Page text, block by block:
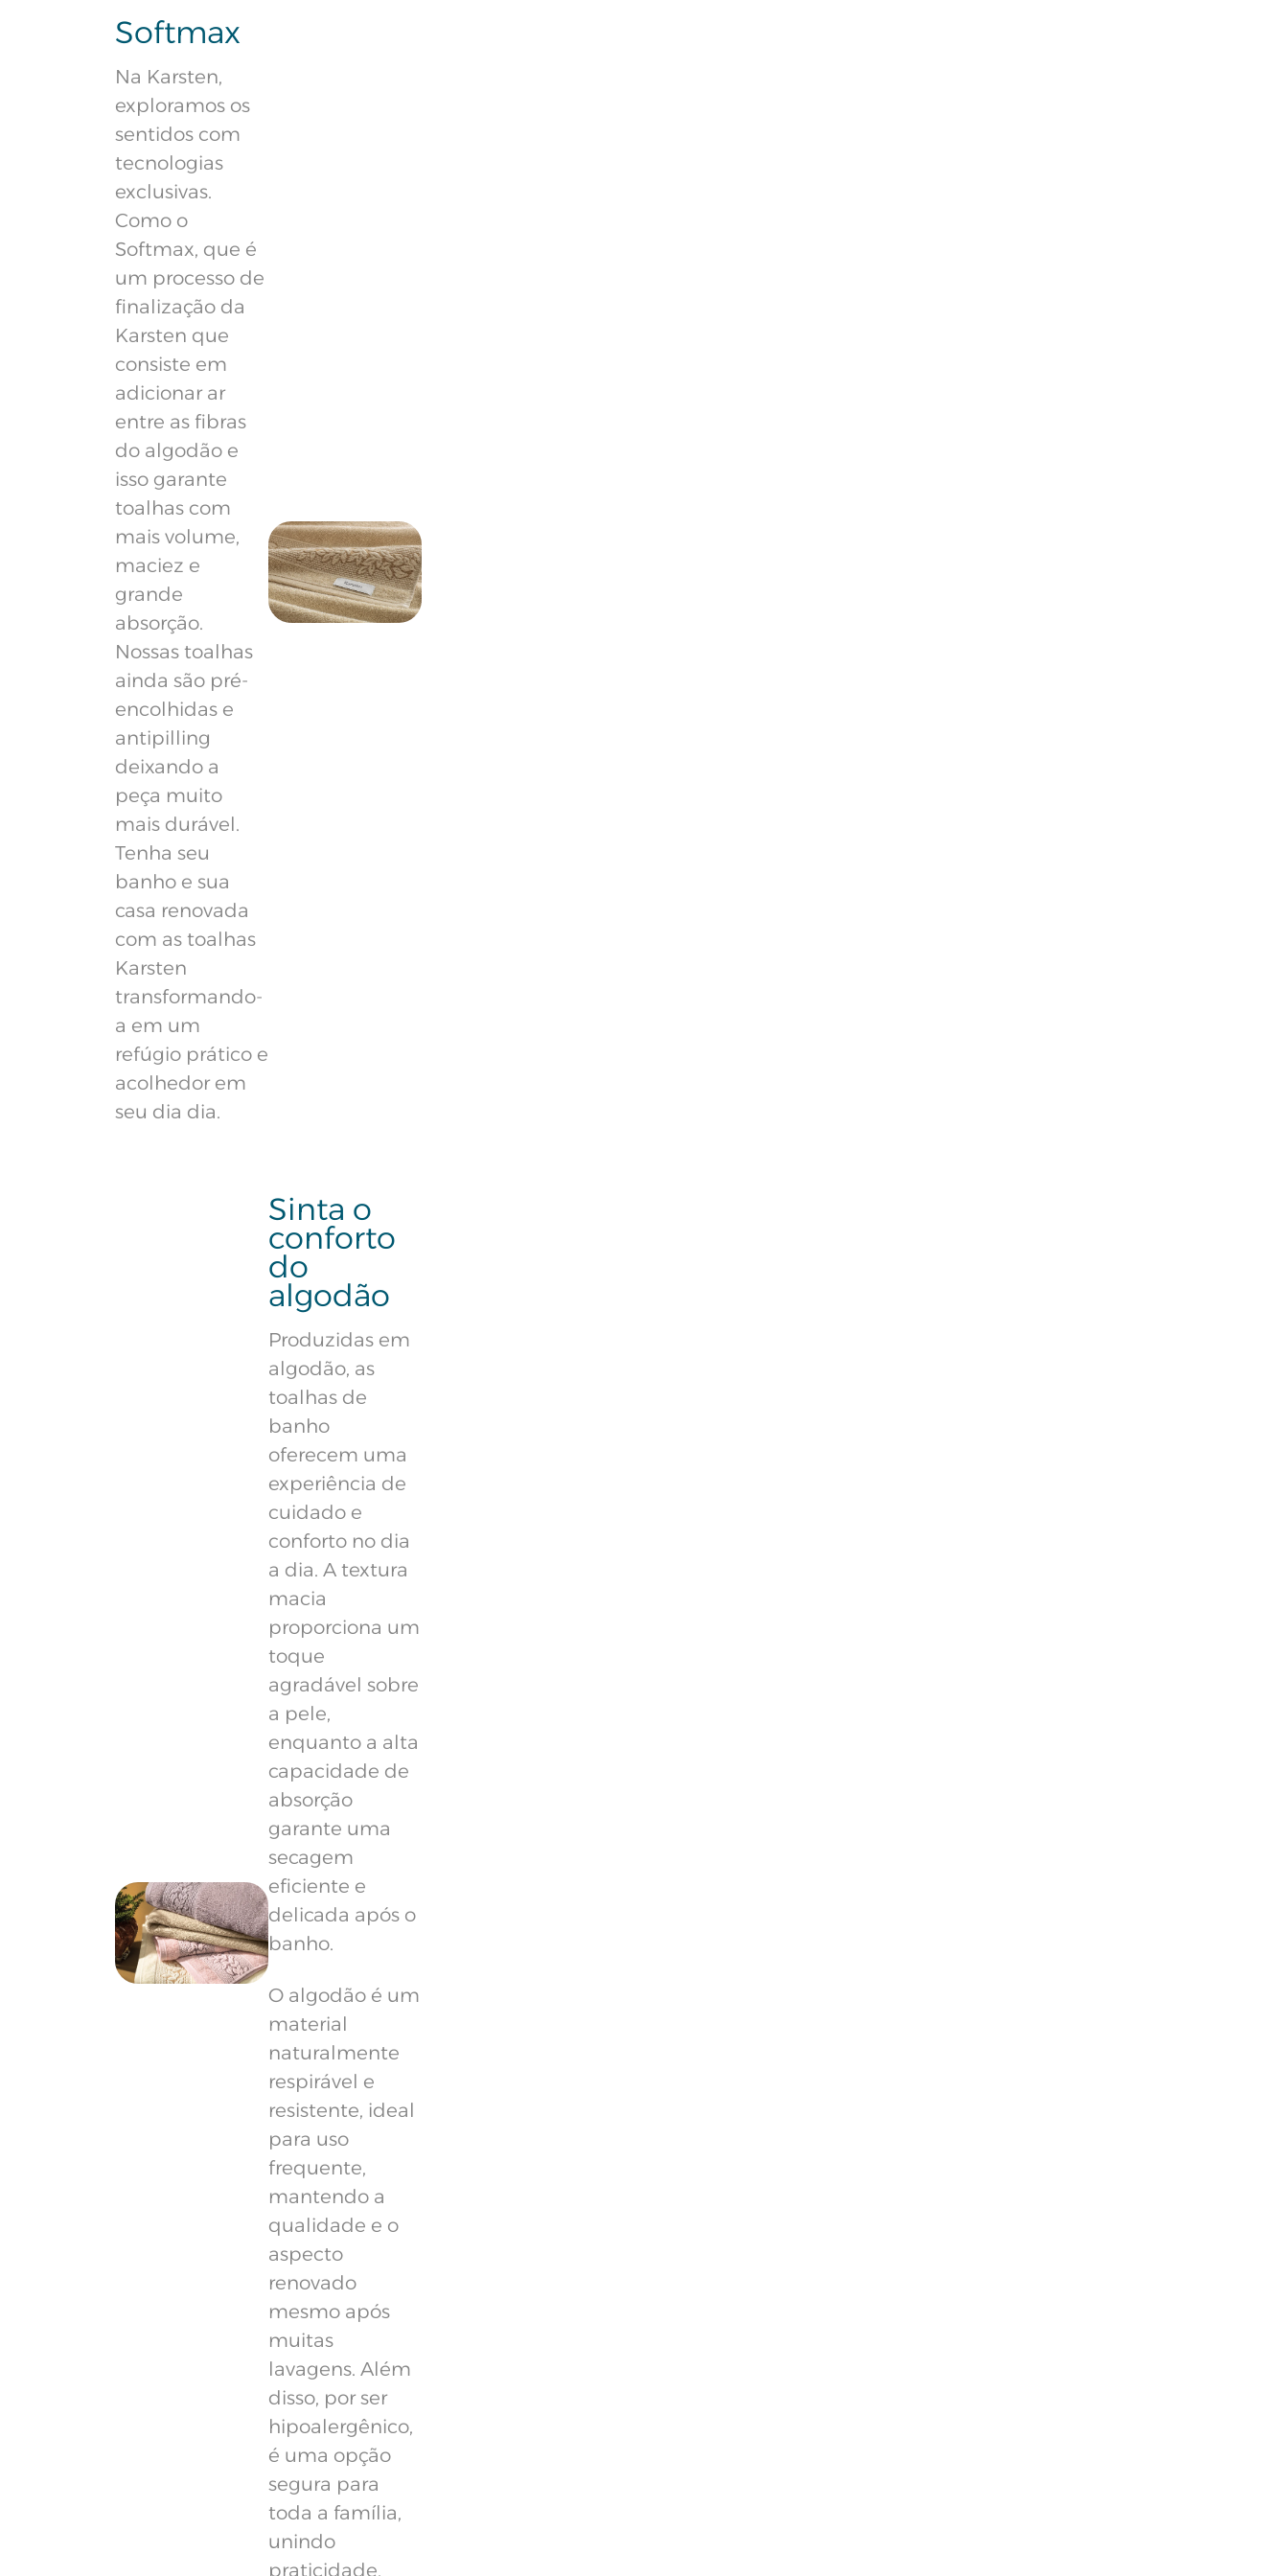
Softmax
Na Karsten,
exploramos os
sentidos com
tecnologias
exclusivas.
Como o
Softmax, que é
um processo de
finalização da
Karsten que
consiste em
adicionar ar
entre as fibras
do algodão e
isso garante
toalhas com
mais volume,
maciez e
grande
absorção.
Nossas toalhas
ainda são pré-
encolhidas e
antipilling
deixando a
peça muito
mais durável.
Tenha seu
banho e sua
casa renovada
com as toalhas
Karsten
transformando-
a em um
refúgio prático e
acolhedor em
seu dia dia.
Sinta o
conforto
do
algodão
Produzidas em
algodão, as
toalhas de
banho
oferecem uma
experiência de
cuidado e
conforto no dia
a dia. A textura
macia
proporciona um
toque
agradável sobre
a pele,
enquanto a alta
capacidade de
absorção
garante uma
secagem
eficiente e
delicada após o
banho.
O algodão é um
material
naturalmente
respirável e
resistente, ideal
para uso
frequente,
mantendo a
qualidade e o
aspecto
renovado
mesmo após
muitas
lavagens. Além
disso, por ser
hipoalergênico,
é uma opção
segura para
toda a família,
unindo
praticidade,